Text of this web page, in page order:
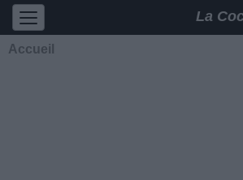
La
Accueil